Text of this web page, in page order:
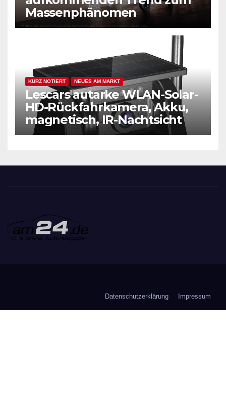
Massenphänomen
KURZ NOTIERT NEUES AM MARKT
Lescars autarke WLAN-Solar-
HD-Rückfahrkamera, Akku,
magnetisch, IR-Nachtsicht
Datenschutzerklärung Impressum